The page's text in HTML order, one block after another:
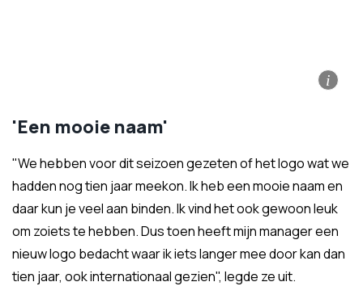
i
'Een mooie naam'
"We hebben voor dit seizoen gezeten of het logo wat we
hadden nog tien jaar meekon. Ik heb een mooie naam en
daar kun je veel aan binden. Ik vind het ook gewoon leuk
om zoiets te hebben. Dus toen heeft mijn manager een
nieuw logo bedacht waar ik iets langer mee door kan dan
tien jaar, ook internationaal gezien", legde ze uit.